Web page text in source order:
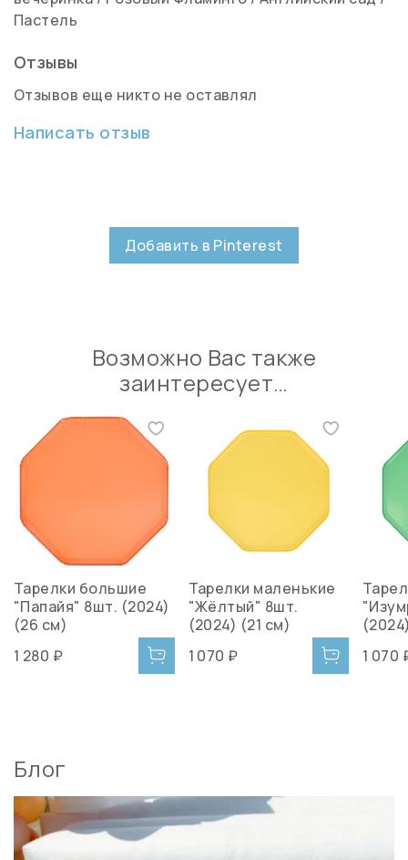
Пастель
Отзывы
Отзывов еще никто не оставлял
Написать отзыв
Добавить в Pinterest
Возможно Вас также
заинтересует…
Тарелки большие
"Папайя" 8шт. (2024)
(26 см)
1 280 ₽
Тарелки маленькие
"Жёлтый" 8шт.
(2024) (21 см)
1 070 ₽
1 070
Блог